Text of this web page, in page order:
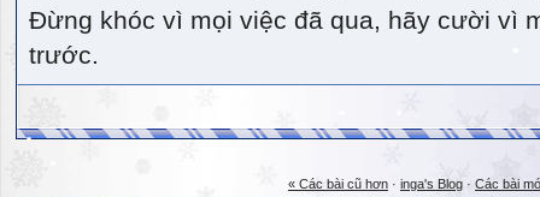
Đừng khóc vì mọi việc đã qua, hãy cười vì
trước.
« Các bài cũ hơn · inga's Blog · Các bài